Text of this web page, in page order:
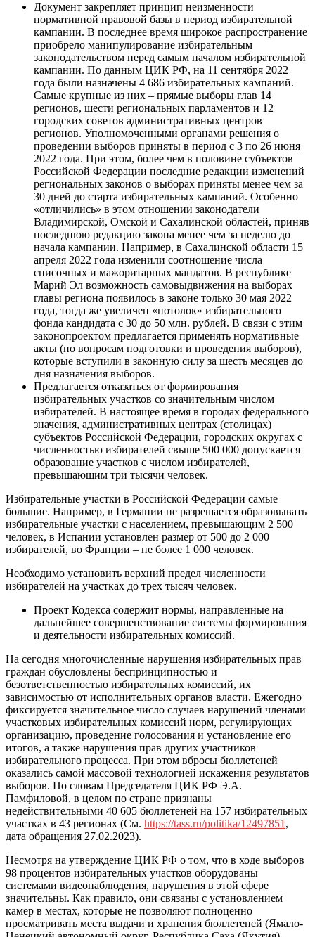
Документ закрепляет принцип неизменности
нормативной правовой базы в период избирательной
кампании. В последнее время широкое распространение
приобрело манипулирование избирательным
законодательством перед самым началом избирательной
кампании. По данным ЦИК РФ, на 11 сентября 2022
года были назначены 4 686 избирательных кампаний.
Самые крупные из них – прямые выборы глав 14
регионов, шести региональных парламентов и 12
городских советов административных центров
регионов. Уполномоченными органами решения о
проведении выборов приняты в период с 3 по 26 июня
2022 года. При этом, более чем в половине субъектов
Российской Федерации последние редакции изменений
региональных законов о выборах приняты менее чем за
30 дней до старта избирательных кампаний. Особенно
«отличились» в этом отношении законодатели
Владимирской, Омской и Сахалинской областей, приняв
последнюю редакцию закона менее чем за неделю до
начала кампании. Например, в Сахалинской области 15
апреля 2022 года изменили соотношение числа
списочных и мажоритарных мандатов. В республике
Марий Эл возможность самовыдвижения на выборах
главы региона появилось в законе только 30 мая 2022
года, тогда же увеличен «потолок» избирательного
фонда кандидата с 30 до 50 млн. рублей. В связи с этим
законопроектом предлагается применять нормативные
акты (по вопросам подготовки и проведения выборов),
которые вступили в законную силу за шесть месяцев до
дня назначения выборов.
Предлагается отказаться от формирования
избирательных участков со значительным числом
избирателей. В настоящее время в городах федерального
значения, административных центрах (столицах)
субъектов Российской Федерации, городских округах с
численностью избирателей свыше 500 000 допускается
образование участков с числом избирателей,
превышающим три тысячи человек.
Избирательные участки в Российской Федерации самые
большие. Например, в Германии не разрешается образовывать
избирательные участки с населением, превышающим 2 500
человек, в Испании установлен размер от 500 до 2 000
избирателей, во Франции – не более 1 000 человек.
Необходимо установить верхний предел численности
избирателей на участках до трех тысяч человек.
Проект Кодекса содержит нормы, направленные на
дальнейшее совершенствование системы формирования
и деятельности избирательных комиссий.
На сегодня многочисленные нарушения избирательных прав
граждан обусловлены беспринципностью и
безответственностью избирательных комиссий, их
зависимостью от исполнительных органов власти. Ежегодно
фиксируется значительное число случаев нарушений членами
участковых избирательных комиссий норм, регулирующих
организацию, проведение голосования и установление его
итогов, а также нарушения прав других участников
избирательного процесса. При этом вбросы бюллетеней
оказались самой массовой технологией искажения результатов
выборов. По словам Председателя ЦИК РФ Э.А.
Памфиловой, в целом по стране признаны
недействительными 40 605 бюллетеней на 157 избирательных
участках в 43 регионах (См. https://tass.ru/politika/12497851 ,
дата обращения 27.02.2023).
Несмотря на утверждение ЦИК РФ о том, что в ходе выборов
98 процентов избирательных участков оборудованы
системами видеонаблюдения, нарушения в этой сфере
значительны. Как правило, они связаны с установлением
камер в местах, которые не позволяют полноценно
просматривать места выдачи и хранения бюллетеней (Ямало-